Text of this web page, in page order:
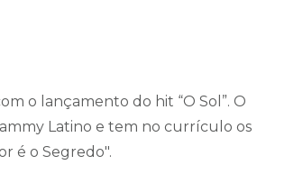
o lançamento do hit “O Sol”. O
Latino e tem no currículo os
é o Segredo".